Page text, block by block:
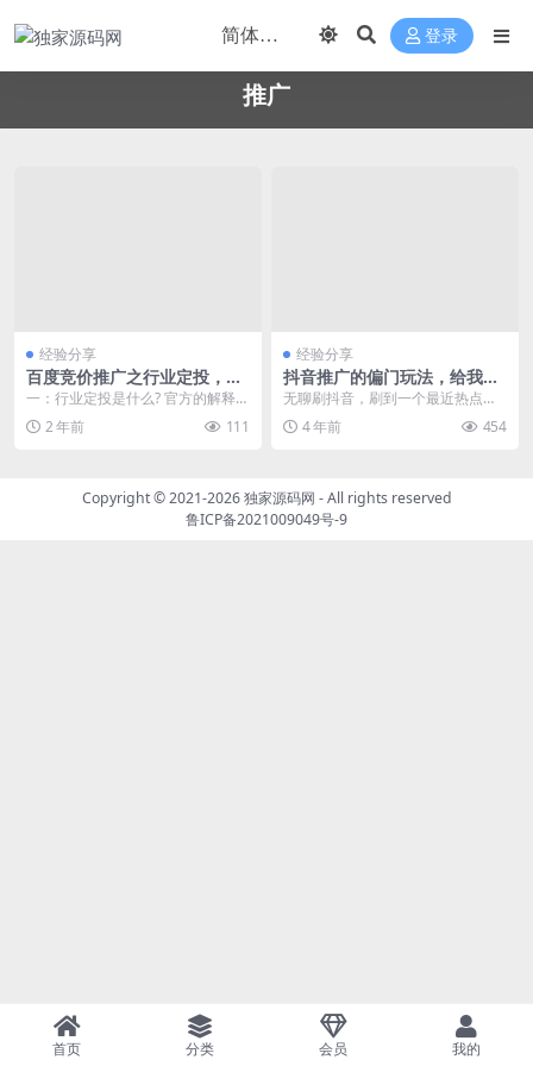
登录
推广
经验分享
百度竞价推广之行业定投，说
些你关心的
一：行业定投是什么? 官方的解释是
这样的。网址定向：基于行业线索
实时快照结果，精...
2 年前 111
经验分享
抖音推广的偏门玩法，给我们
的启示
无聊刷抖音，刷到一个最近热点的
视频，随手打开评论看看，看到一
个比较亮眼的评价。 ...
4 年前 454
Copyright © 2021-2026独家源码网 - All rights reserved
鲁ICP备2021009049号-9
首页 分类 会员 我的